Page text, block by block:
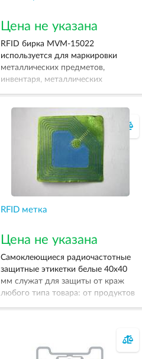
Цена не указана
RFID бирка MVM-15022
используется для маркировки
металлических предметов,
инвентаря, металлических
RFID метка
Цена не указана
Самоклеющиеся радиочастотные
защитные этикетки белые 40х40
мм служат для защиты от краж
любого типа товара: от продуктов
позволяющие им получать и